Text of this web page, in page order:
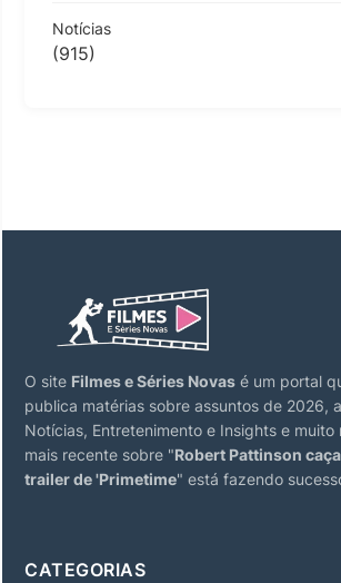
Notícias
(915)
O site Filmes e Séries Novas é um portal
publica matérias sobre assuntos de 2026,
Notícias, Entretenimento e Insights e muito
mais recente sobre "Robert Pattinson
trailer de 'Primetime" está fazendo
CATEGORIAS